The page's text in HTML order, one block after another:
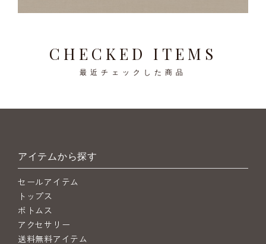
CHECKED ITEMS
最近チェックした商品
アイテムから探す
セールアイテム
トップス
ボトムス
アクセサリー
送料無料アイテム